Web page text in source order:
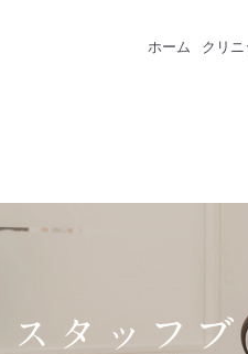
ホーム クリ
スタッフブ